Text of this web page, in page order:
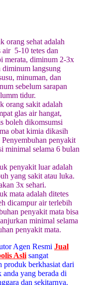
orang sehat adalah
air 5-10 tetes dan
merata, diminum 2-3x
diminum langsung
minuman, dan
sebelum sarapan
tidur.
orang sakit adalah
glas air hangat,
boleh dikomsumsi
obat kimia dikasih
Penyembuhan penyakit
minimal selama 6 bulan
penyakit luar adalah
yang sakit atau luka.
3x sehari.
mata adalah ditetes
dicampur air terlebih
penyakit mata bisa
minimal selama
penyakit mata.
Agen Resmi Jual
Aslisangat
produk berkhasiat dari
anda yang berada di
dan sekitarnya.